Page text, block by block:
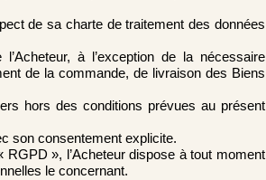
de sa charte de traitement des données
à l’exception de la nécessaire
de la commande, de livraison des Biens
hors des conditions prévues au présent
son consentement explicite.
», l’Acheteur dispose à tout moment
le concernant.